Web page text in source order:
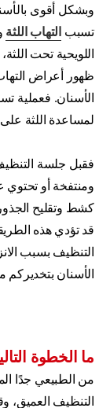
وبشكل أقوى
تسبب التهاب اللثة
اللويحية تحت
ظهور أعراض
الأسنان. فعملية
لمساعدة اللثة
فقبل جلسة
ومنتفخة أو تحتوي
كشط وتقليح
قد تؤدي هذه
التنظيف بسبب
الأسنان
ما الخطوة
من الطبيعي جدًا
التنظيف العميق،